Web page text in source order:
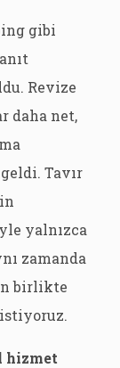
gibi
Revize
daha net,
Tavır
yalnızca
zamanda
birlikte
hizmet